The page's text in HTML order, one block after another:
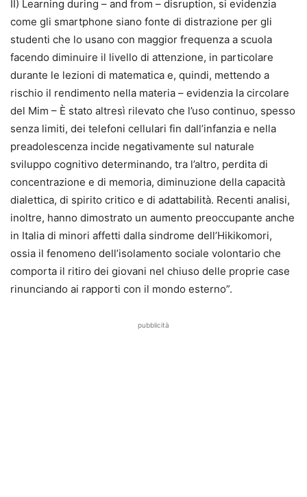
II) Learning during – and from – disruption, si evidenzia
come gli smartphone siano fonte di distrazione per gli
studenti che lo usano con maggior frequenza a scuola
facendo diminuire il livello di attenzione, in particolare
durante le lezioni di matematica e, quindi, mettendo a
rischio il rendimento nella materia – evidenzia la circolare
del Mim – È stato altresì rilevato che l’uso continuo, spesso
senza limiti, dei telefoni cellulari fin dall’infanzia e nella
preadolescenza incide negativamente sul naturale
sviluppo cognitivo determinando, tra l’altro, perdita di
concentrazione e di memoria, diminuzione della capacità
dialettica, di spirito critico e di adattabilità. Recenti analisi,
inoltre, hanno dimostrato un aumento preoccupante anche
in Italia di minori affetti dalla sindrome dell’Hikikomori,
ossia il fenomeno dell’isolamento sociale volontario che
comporta il ritiro dei giovani nel chiuso delle proprie case
rinunciando ai rapporti con il mondo esterno”.
pubblicità